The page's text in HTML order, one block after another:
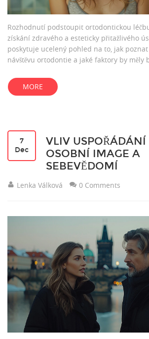
Rozhodnutí podstoupit ortodontickou
získání zdravého a esteticky přitažlivého
poskytuje ucelený pohled na to, jak
návštěvu ortodontie a jaké faktory by měly
pro začátek léčby a tipy, jak se připravit na
ošetření.
MORE
7
Dec
VLIV
OSOBNÍ IMAGE A
SEBEVĚDOMÍ
Lenka Válková 0 Comments